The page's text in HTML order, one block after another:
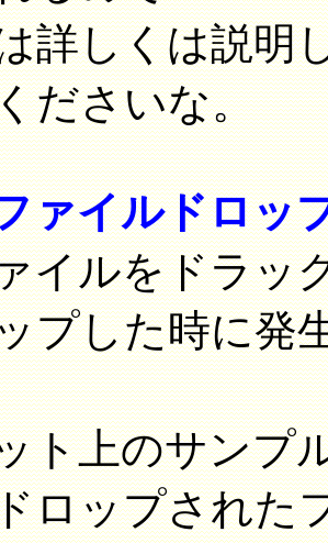
詳しくは説明
ださいな。
ァイルドロッ
をドラッグ
プした時に発
のサンプル
ロップされた